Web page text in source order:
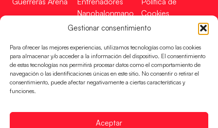
Gestionar consentimiento
Para ofrecer las mejores experiencias, utilizamos tecnologías como las cookies
para almacenar y/o acceder a la información del dispositivo. El consentimiento
de estas tecnologías nos permitirá procesar datos como el comportamiento de
navegación o las identificaciones únicas en este sitio. No consentir o retirar el
consentimiento, puede afectar negativamente a ciertas características y
funciones.
Aceptar
Nanobalonmano
Tienda
Cookies
Mapa Web
Incidencias
CONTACTO
EN
FINANCIADO